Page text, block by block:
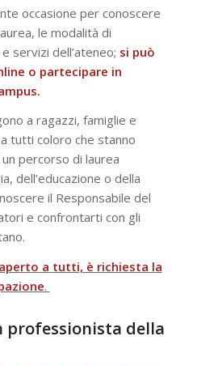
occasione per conoscere
le modalità di
servizi dell’ateneo; si può
o partecipare in
a ragazzi, famiglie e
tutti coloro che stanno
percorso di laurea
dell’educazione o della
il Responsabile del
e confrontarti con gli
a tutti, è richiesta la
.
professionista della